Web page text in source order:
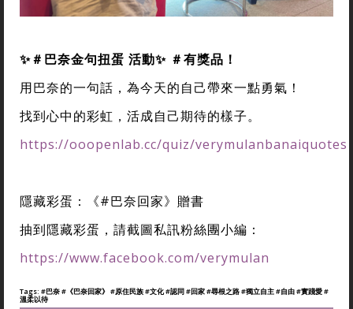
✨＃巴奈金句扭蛋 活動✨ ＃有獎品！
用巴奈的一句話，為今天的自己帶來一點勇氣！
找到心中的彩虹，活成自己期待的樣子。
https://ooopenlab.cc/quiz/verymulanbanaiquotes
隱藏彩蛋：《#巴奈回家》贈書
抽到隱藏彩蛋，請截圖私訊粉絲團小編：
https://www.facebook.com/verymulan
Tags: #巴奈#《巴奈回家》 #原住民族#文化#認同#回家#尋根之路#獨立自主#自由#實踐愛#
溫柔以待